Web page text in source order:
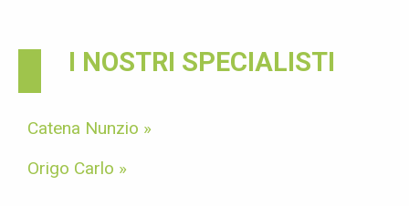
I NOSTRI SPECIALISTI
Catena Nunzio »
Origo Carlo »